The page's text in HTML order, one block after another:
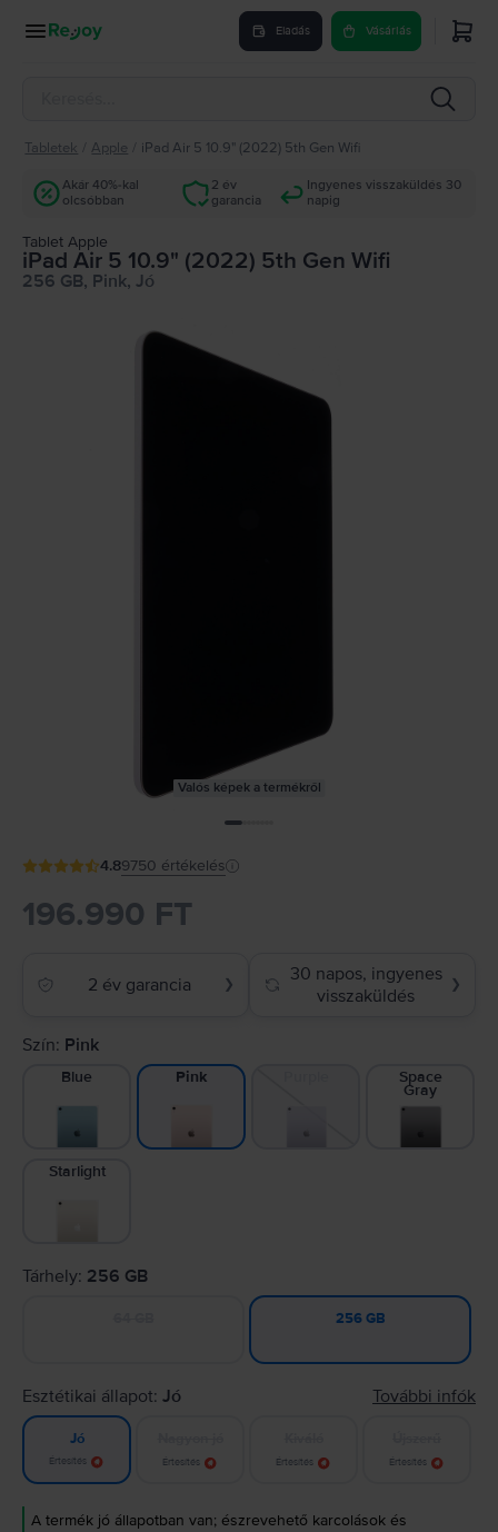
Eladás Vásárlás
Tabletek Apple iPad Air 5 10.9" (2022) 5th Gen Wifi
Akár 40%-kal
olcsóbban
2 év
garancia
Ingyenes visszaküldés 30
napig
Tablet Apple
iPad Air 5 10.9" (2022) 5th Gen Wifi
256 GB, Pink, Jó
Valós képek a termékről
4.89750 értékelés
196.990 FT
2 év garancia ❯
30 napos, ingyenes
visszaküldés
❯
Szín: Pink
Blue Pink Space
Gray
Starlight
Tárhely: 256 GB
256 GB
Esztétikai állapot: Jó További infók
Jó
Értesítés Értesítés Értesítés Értesítés
A termék jó állapotban van; észrevehető karcolások és